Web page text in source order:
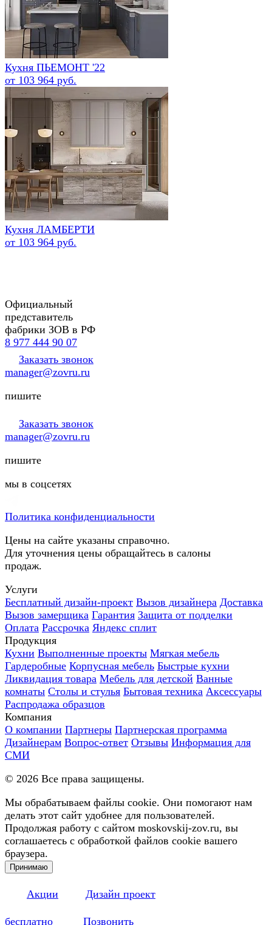
Кухня ПЬЕМОНТ '22
от 103 964 руб.
Кухня ЛАМБЕРТИ
от 103 964 руб.
Официальный
представитель
фабрики ЗОВ в РФ
8 977 444 90 07
Заказать звонок
manager@zovru.ru
пишите
Заказать звонок
manager@zovru.ru
пишите
мы в соцсетях
Политика конфиденциальности
Цены на сайте указаны справочно.
Для уточнения цены обращайтесь в салоны
продаж.
Услуги
Бесплатный дизайн-проект Вызов дизайнера Доставка
Вызов замерщика Гарантия Защита от подделки
Оплата Рассрочка Яндекс сплит
Продукция
Кухни Выполненные проекты Мягкая мебель
Гардеробные Корпусная мебель Быстрые кухни
Ликвидация товара Мебель для детской Ванные
комнаты Столы и стулья Бытовая техника Аксессуары
Распродажа образцов
Компания
О компании Партнеры Партнерская программа
Дизайнерам Вопрос-ответ Отзывы Информация для
СМИ
© 2026 Все права защищены.
Мы обрабатываем файлы cookie. Они помогают нам
делать этот сайт удобнее для пользователей.
Продолжая работу с сайтом moskovskij-zov.ru, вы
соглашаетесь с обработкой файлов cookie вашего
браузера.
Принимаю
Акции Дизайн проект
бесплатно Позвонить